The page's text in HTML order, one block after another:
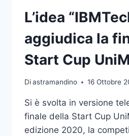
AL
MANAGER
RAFFAELE
CHIULLI
L’idea
aggiudica la
Start Cup
Diastramandino 16 Ottobre
Si è svolta in versione
finale della Start Cup
edizione 2020, la